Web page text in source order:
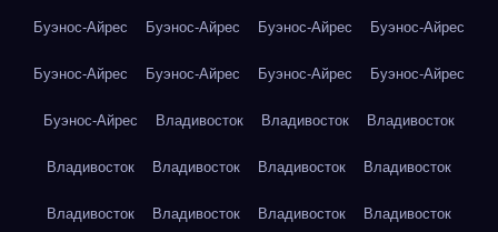
Буэнос-Айрес Буэнос-Айрес Буэнос-Айрес Буэнос-Айрес
Буэнос-Айрес Буэнос-Айрес Буэнос-Айрес Буэнос-Айрес
Буэнос-Айрес Владивосток Владивосток Владивосток
Владивосток Владивосток Владивосток Владивосток
Владивосток Владивосток Владивосток Владивосток